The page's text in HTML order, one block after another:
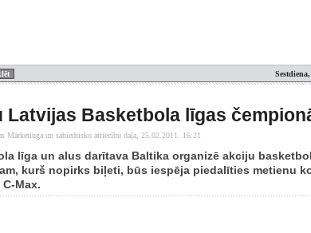
Latvijas Basketbola līgas
Mārketinga un sabiedrisko attiecību daļa, 25.02.2011. 16:21
līga un alus darītava Baltika organizē akciju
kurš nopirks biļeti, būs iespēja piedalīties metienu
Max.